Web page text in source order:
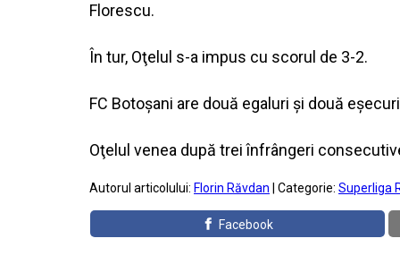
Florescu.
În tur, Oţelul s-a impus cu scorul de 3-2.
FC Botoşani are două egaluri şi două
Oţelul venea după trei înfrângeri
Autorul articolului: Florin Răvdan | Categorie: Superliga
Facebook